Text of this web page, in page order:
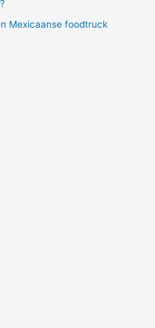
Mexicaanse foodtruck